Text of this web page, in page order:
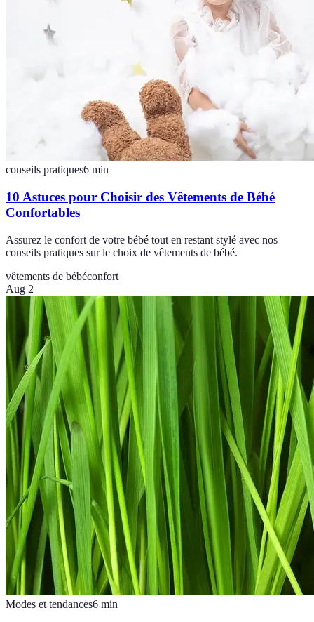
conseils pratiques6 min
10 Astuces pour Choisir des Vêtements de Bébé
Confortables
Assurez le confort de votre bébé tout en restant stylé avec nos
conseils pratiques sur le choix de vêtements de bébé.
vêtements de bébéconfort
Aug 2
Modes et tendances6 min